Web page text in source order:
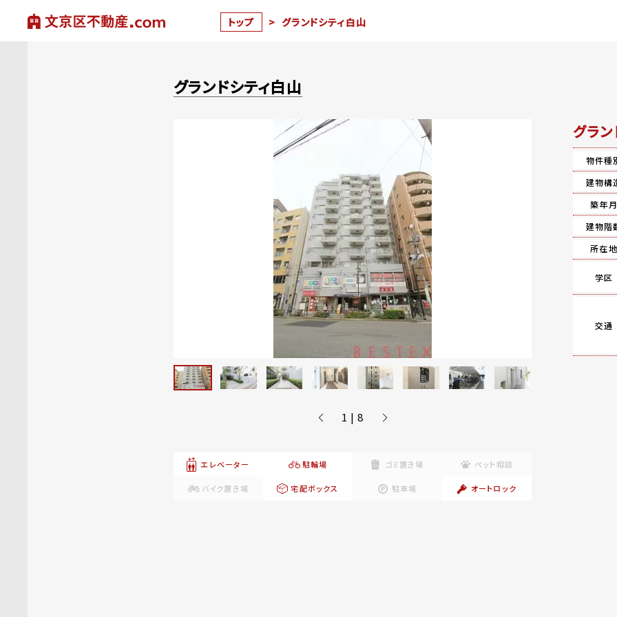
トップ > グランドシティ白山
グランドシティ白山
1 | 8
エレベーター 駐輪場 ゴミ置き場 ペット相談
バイク置き場 宅配ボックス 駐車場 オートロック
グラ
物件種
建物構
築年月
建物階
所在地
学区
交通